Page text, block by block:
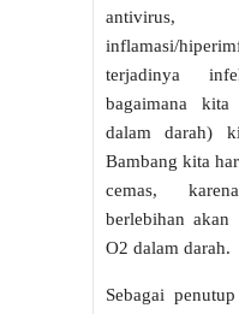
inflamasi/
terjadinya
bagaimana
dalam darah)
Bambang kita
cemas,
berlebihan akan
O2 dalam darah.
Sebagai